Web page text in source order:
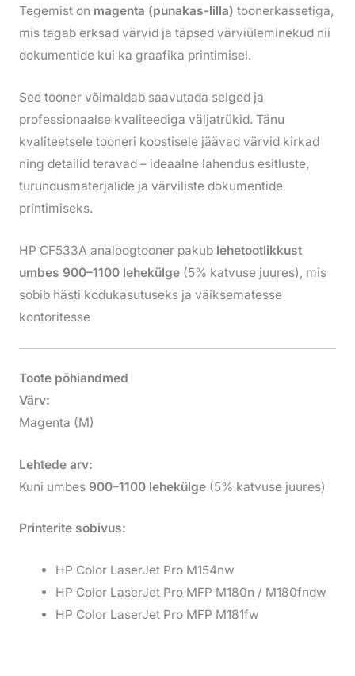
Tegemist on magenta (punakas-lilla) toonerkassetiga,
mis tagab erksad värvid ja täpsed värviüleminekud nii
dokumentide kui ka graafika printimisel.
See tooner võimaldab saavutada selged ja
professionaalse kvaliteediga väljatrükid. Tänu
kvaliteetsele tooneri koostisele jäävad värvid kirkad
ning detailid teravad – ideaalne lahendus esitluste,
turundusmaterjalide ja värviliste dokumentide
printimiseks.
HP CF533A analoogtooner pakub lehetootlikkust
umbes 900–1100 lehekülge(5% katvuse juures), mis
sobib hästi kodukasutuseks ja väiksematesse
kontoritesse
Toote põhiandmed
Värv:
Magenta (M)
Lehtede arv:
Kuni umbes 900–1100 lehekülge(5% katvuse juures)
Printerite sobivus:
HP Color LaserJet Pro M154nw
HP Color LaserJet Pro MFP M180n / M180fndw
HP Color LaserJet Pro MFP M181fw